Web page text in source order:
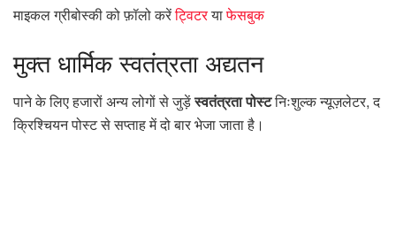
माइकल ग्रीबोस्की को फ़ॉलो करेंट्विटरयाफेसबुक
मुक्तधार्मिक स्वतंत्रता अद्यतन
पाने के लिए हजारों अन्य लोगों से जुड़ेंस्वतंत्रता पोस्टनिःशुल्क न्यूज़लेटर, द
क्रिश्चियन पोस्ट से सप्ताह में दो बार भेजा जाता है।